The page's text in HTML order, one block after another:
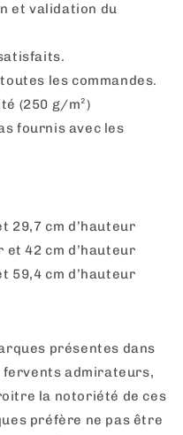
et validation du
les commandes.
(250 g/m²)
fournis avec les
29,7 cm d’hauteur
et 42 cm d’hauteur
59,4 cm d’hauteur
présentes dans
admirateurs,
la notoriété de ces
préfère ne pas être